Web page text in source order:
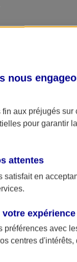
nous
fin aux préjugés
pour garantir
attentes
satisfait en
expérience
préférences avec
centres